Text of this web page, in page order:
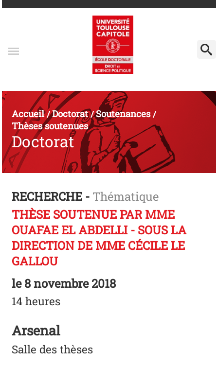
Accueil/Doctorat/Soutenances/
Thèses soutenues
Doctorat
RECHERCHE - Thématique
THÈSE SOUTENUE PAR MME
OUAFAE EL ABDELLI - SOUS LA
DIRECTION DE MME CÉCILE LE
GALLOU
le8 novembre 2018
14 heures
Arsenal
Salle des thèses